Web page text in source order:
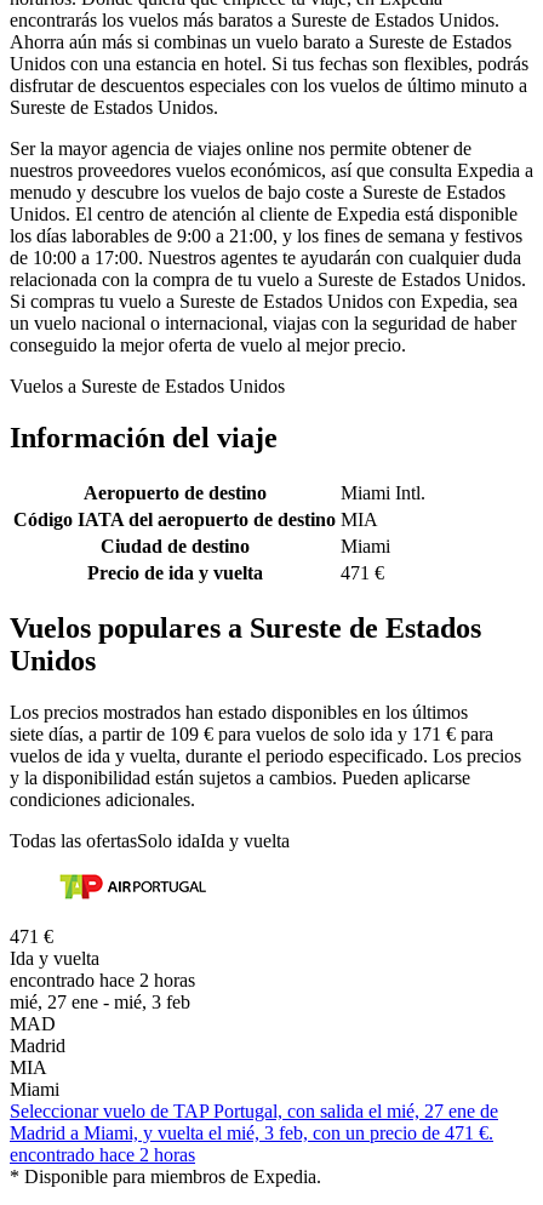
encontrarás los vuelos más baratos a Sureste de Estados Unidos.
Ahorra aún más si combinas un vuelo barato a Sureste de Estados
Unidos con una estancia en hotel. Si tus fechas son flexibles, podrás
disfrutar de descuentos especiales con los vuelos de último minuto a
Sureste de Estados Unidos.
Ser la mayor agencia de viajes online nos permite obtener de
nuestros proveedores vuelos económicos, así que consulta Expedia a
menudo y descubre los vuelos de bajo coste a Sureste de Estados
Unidos. El centro de atención al cliente de Expedia está disponible
los días laborables de 9:00 a 21:00, y los fines de semana y festivos
de 10:00 a 17:00. Nuestros agentes te ayudarán con cualquier duda
relacionada con la compra de tu vuelo a Sureste de Estados Unidos.
Si compras tu vuelo a Sureste de Estados Unidos con Expedia, sea
un vuelo nacional o internacional, viajas con la seguridad de haber
conseguido la mejor oferta de vuelo al mejor precio.
Vuelos a Sureste de Estados Unidos
Información del viaje
Aeropuerto de destino
Miami Intl.
Código IATA del aeropuerto de destino MIA
Ciudad de destino
Miami
Precio de ida y vuelta
471 €
Vuelos populares a Sureste de Estados
Unidos
Los precios mostrados han estado disponibles en los últimos
siete días, a partir de 109 € para vuelos de solo ida y 171 € para
vuelos de ida y vuelta, durante el periodo especificado. Los precios
y la disponibilidad están sujetos a cambios. Pueden aplicarse
condiciones adicionales.
Todas las ofertasSolo idaIda y vuelta
471 €
Ida y vuelta
encontrado hace 2 horas
mié, 27 ene - mié, 3 feb
MAD
Madrid
MIA
Miami
Seleccionar vuelo de TAP Portugal, con salida el mié, 27 ene de
Madrid a Miami, y vuelta el mié, 3 feb, con un precio de 471 €.
encontrado hace 2 horas
* Disponible para miembros de Expedia.